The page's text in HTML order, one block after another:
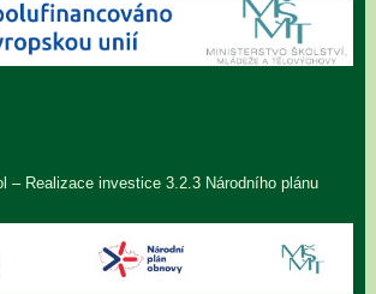
– Realizace investice 3.2.3 Národního plánu